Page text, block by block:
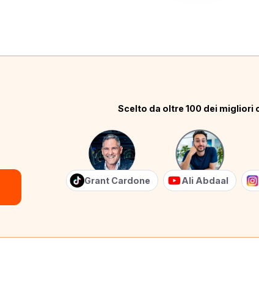
Scelto da oltre 100 dei migliori
Grant Cardone Ali Abdaal